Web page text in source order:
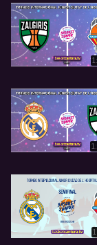
#torneo
#acute #